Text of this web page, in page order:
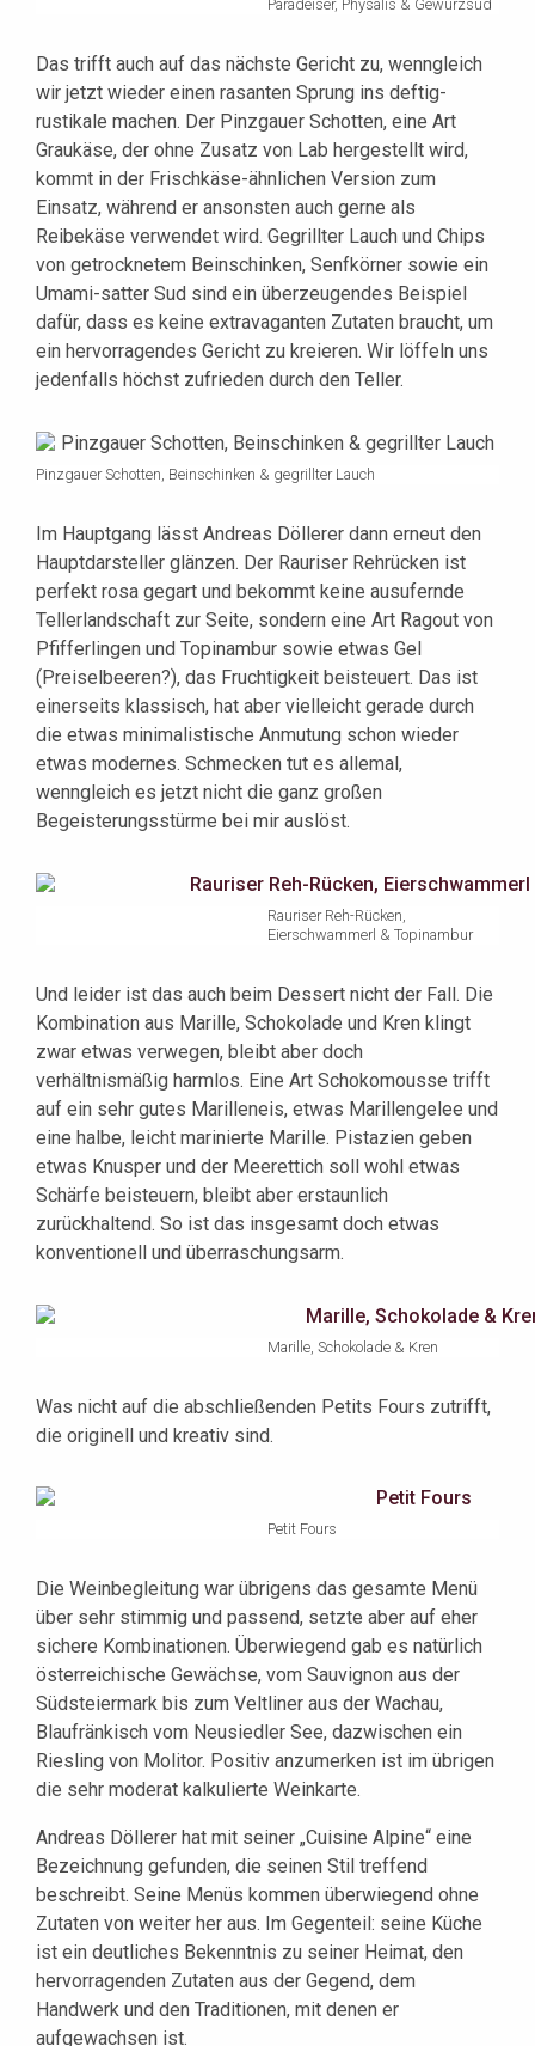
Paradeiser, Physalis & Gewürzsud
Das trifft auch auf das nächste Gericht zu, wenngleich
wir jetzt wieder einen rasanten Sprung ins deftig-
rustikale machen. Der Pinzgauer Schotten, eine Art
Graukäse, der ohne Zusatz von Lab hergestellt wird,
kommt in der Frischkäse-ähnlichen Version zum
Einsatz, während er ansonsten auch gerne als
Reibekäse verwendet wird. Gegrillter Lauch und Chips
von getrocknetem Beinschinken, Senfkörner sowie ein
Umami-satter Sud sind ein überzeugendes Beispiel
dafür, dass es keine extravaganten Zutaten braucht, um
ein hervorragendes Gericht zu kreieren. Wir löffeln uns
jedenfalls höchst zufrieden durch den Teller.
Pinzgauer Schotten, Beinschinken & gegrillter Lauch
Im Hauptgang lässt Andreas Döllerer dann erneut den
Hauptdarsteller glänzen. Der Rauriser Rehrücken ist
perfekt rosa gegart und bekommt keine ausufernde
Tellerlandschaft zur Seite, sondern eine Art Ragout von
Pfifferlingen und Topinambur sowie etwas Gel
(Preiselbeeren?), das Fruchtigkeit beisteuert. Das ist
einerseits klassisch, hat aber vielleicht gerade durch
die etwas minimalistische Anmutung schon wieder
etwas modernes. Schmecken tut es allemal,
wenngleich es jetzt nicht die ganz großen
Begeisterungsstürme bei mir auslöst.
Rauriser Reh-Rücken,
Eierschwammerl & Topinambur
Und leider ist das auch beim Dessert nicht der Fall. Die
Kombination aus Marille, Schokolade und Kren klingt
zwar etwas verwegen, bleibt aber doch
verhältnismäßig harmlos. Eine Art Schokomousse trifft
auf ein sehr gutes Marilleneis, etwas Marillengelee und
eine halbe, leicht marinierte Marille. Pistazien geben
etwas Knusper und der Meerettich soll wohl etwas
Schärfe beisteuern, bleibt aber erstaunlich
zurückhaltend. So ist das insgesamt doch etwas
konventionell und überraschungsarm.
Marille, Schokolade & Kren
Was nicht auf die abschließenden Petits Fours zutrifft,
die originell und kreativ sind.
Petit Fours
Die Weinbegleitung war übrigens das gesamte Menü
über sehr stimmig und passend, setzte aber auf eher
sichere Kombinationen. Überwiegend gab es natürlich
österreichische Gewächse, vom Sauvignon aus der
Südsteiermark bis zum Veltliner aus der Wachau,
Blaufränkisch vom Neusiedler See, dazwischen ein
Riesling von Molitor. Positiv anzumerken ist im übrigen
die sehr moderat kalkulierte Weinkarte.
Andreas Döllerer hat mit seiner „Cuisine Alpine“ eine
Bezeichnung gefunden, die seinen Stil treffend
beschreibt. Seine Menüs kommen überwiegend ohne
Zutaten von weiter her aus. Im Gegenteil: seine Küche
ist ein deutliches Bekenntnis zu seiner Heimat, den
hervorragenden Zutaten aus der Gegend, dem
Handwerk und den Traditionen, mit denen er
aufgewachsen ist.